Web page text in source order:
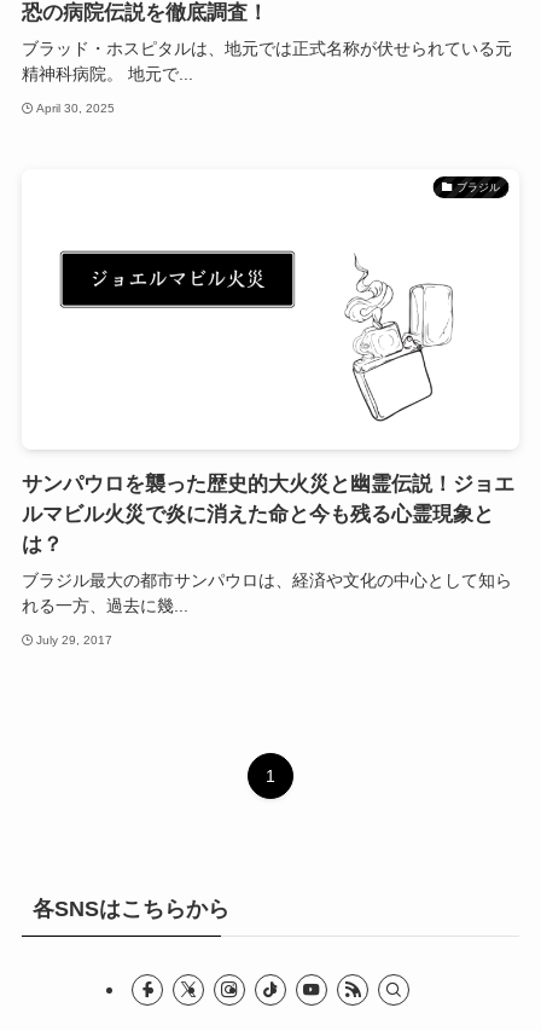
恐の病院伝説を徹底調査！
ブラッド・ホスピタルは、地元では正式名称が伏せられている元
精神科病院。 地元で...
April 30, 2025
ブラジル
サンパウロを襲った歴史的大火災と幽霊伝説！ジョエ
ルマビル火災で炎に消えた命と今も残る心霊現象と
は？
ブラジル最大の都市サンパウロは、経済や文化の中心として知ら
れる一方、過去に幾...
July 29, 2017
1
各SNSはこちらから